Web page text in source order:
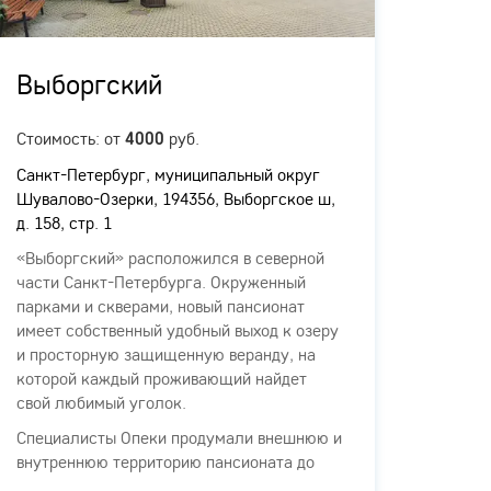
Выборгский
Стоимость: от 4000 руб.
Санкт-Петербург, муниципальный округ
Шувалово-Озерки, 194356, Выборгское ш,
д. 158, стр. 1
«Выборгский» расположился в северной
части Санкт-Петербурга. Окруженный
парками и скверами, новый пансионат
имеет собственный удобный выход к озеру
и просторную защищенную веранду, на
которой каждый проживающий найдет
свой любимый уголок.
Специалисты Опеки продумали внешнюю и
внутреннюю территорию пансионата до